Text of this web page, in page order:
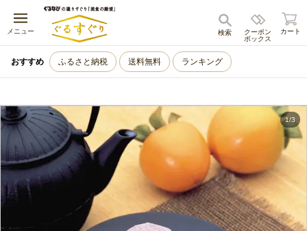
メニュー
キャンセル
クーポン
ボックス
検索 カート
おすすめ ふるさと納税 送料無料 ランキング
1/3